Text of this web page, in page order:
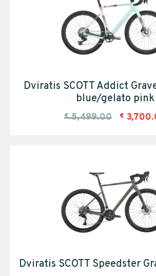
Dviratis SCOTT Addict
blue/gelato pink
€ 5,499.00 €
Dviratis SCOTT Speedster